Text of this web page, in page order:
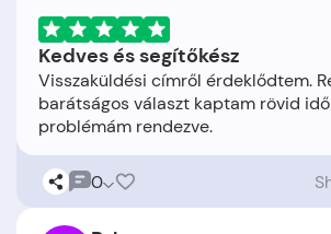
Kedves és segítőkész
Visszaküldési címről érdeklődtem.
barátságos választ kaptam rövid
0